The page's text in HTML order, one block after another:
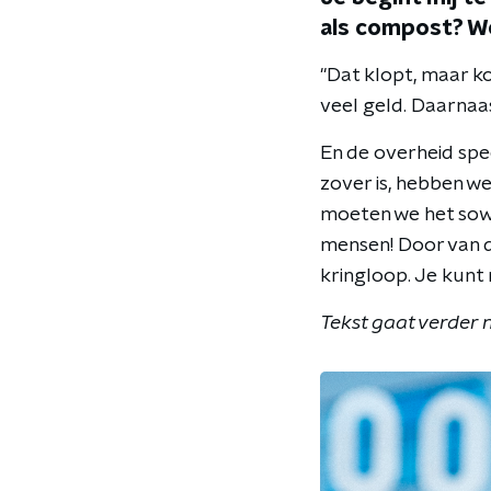
als compost?
"Dat klopt, maar
veel geld.
En de overheid
zover is, hebben
moeten we het
mensen! Door van
kringloop. Je kunt
Tekst gaat verder